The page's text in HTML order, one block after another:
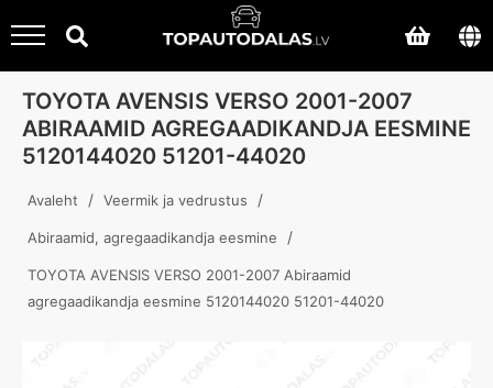
TOYOTA AVENSIS VERSO 2001-2007
ABIRAAMID AGREGAADIKANDJA EESMINE
5120144020 51201-44020
Avaleht / Veermik ja vedrustus /
Abiraamid, agregaadikandja eesmine /
TOYOTA AVENSIS VERSO 2001-2007 Abiraamid
agregaadikandja eesmine 5120144020 51201-44020